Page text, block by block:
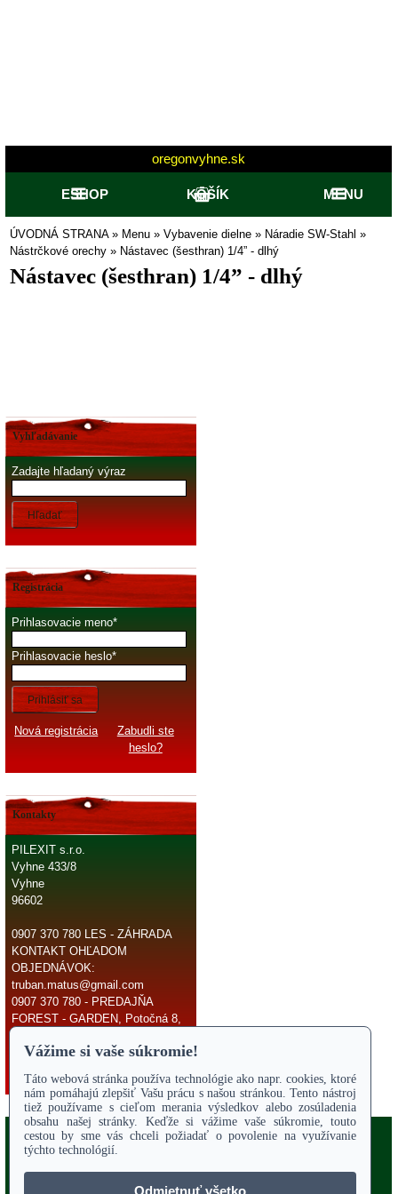
oregonvyhne.sk
ESHOP KOŠÍK MENU
ÚVODNÁ STRANA» Menu » Vybavenie dielne » Náradie SW-Stahl »
Nástrčkové orechy » Nástavec (šesthran) 1/4” - dlhý
Nástavec (šesthran) 1/4” - dlhý
Vyhľadávanie
Zadajte hľadaný výraz
Hľadať
Registrácia
Prihlasovacie meno
Prihlasovacie heslo
Prihlásiť sa
Nová registrácia
Zabudli ste
heslo?
Kontakty
PILEXIT s.r.o.
Vyhne 433/8
Vyhne
96602
0907 370 780 LES - ZÁHRADA
KONTAKT OHĽADOM
OBJEDNÁVOK:
truban.matus@gmail.com
0907 370 780 - PREDAJŇA
FOREST - GARDEN, Potočná 8,
Copyright 2017Odstúpiť od zmluvy
ÚVODNÁ STRANA